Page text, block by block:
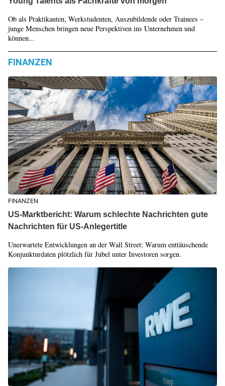
Ob als Praktikanten, Werkstudenten, Auszubildende oder Trainees –
junge Menschen bringen neue Perspektiven ins Unternehmen und
können...
FINANZEN
FINANZEN
US-Marktbericht: Warum schlechte Nachrichten gute
Nachrichten für US-Anlegertitle
Unerwartete Entwicklungen an der Wall Street: Warum enttäuschende
Konjunkturdaten plötzlich für Jubel unter Investoren sorgen.